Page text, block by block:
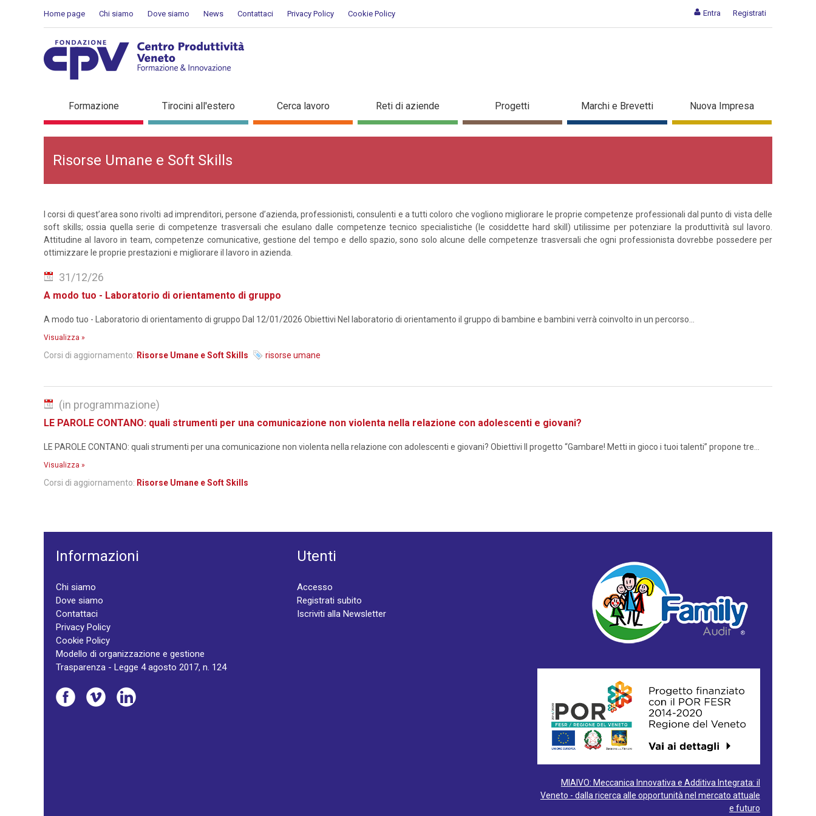
Entra Registrati
Home page Chi siamo Dove siamo News Contattaci Privacy Policy Cookie Policy
Risorse Umane e Soft Skills
Formazione Tirocini all'estero Cerca lavoro Reti di aziende Progetti Marchi e Brevetti Nuova Impresa
Risorse Umane e Soft Skills
I corsi di quest’area sono rivolti ad imprenditori, persone d’azienda, professionisti, consulenti e a tutti coloro che vogliono migliorare le proprie competenze professionali dal punto di vista delle
soft skills; ossia quella serie di competenze trasversali che esulano dalle competenze tecnico specialistiche (le cosiddette hard skill) utilissime per potenziare la produttività sul lavoro.
Attitudine al lavoro in team, competenze comunicative, gestione del tempo e dello spazio, sono solo alcune delle competenze trasversali che ogni professionista dovrebbe possedere per
ottimizzare le proprie prestazioni e migliorare il lavoro in azienda.
A modo tuo - Laboratorio di orientamento di gruppo
A modo tuo - Laboratorio di orientamento di gruppo Dal 12/01/2026 Obiettivi Nel laboratorio di orientamento il gruppo di bambine e bambini verrà coinvolto in un percorso...
Visualizza »
Corsi di aggiornamento: Risorse Umane e Soft Skills
31/12/26
risorse umane
LE PAROLE CONTANO: quali strumenti per una comunicazione non violenta nella relazione con adolescenti e giovani?
LE PAROLE CONTANO: quali strumenti per una comunicazione non violenta nella relazione con adolescenti e giovani? Obiettivi Il progetto “Gambare! Metti in gioco i tuoi talenti” propone tre...
Visualizza »
Corsi di aggiornamento: Risorse Umane e Soft Skills
(in programmazione)
Informazioni
Chi siamo
Dove siamo
Contattaci
Privacy Policy
Cookie Policy
Modello di organizzazione e gestione
Trasparenza - Legge 4 agosto 2017, n. 124
Utenti
Accesso
Registrati subito
Iscriviti alla Newsletter
MIAIVO: Meccanica Innovativa e Additiva Integrata: il
Veneto - dalla ricerca alle opportunità nel mercato attuale
e futuro